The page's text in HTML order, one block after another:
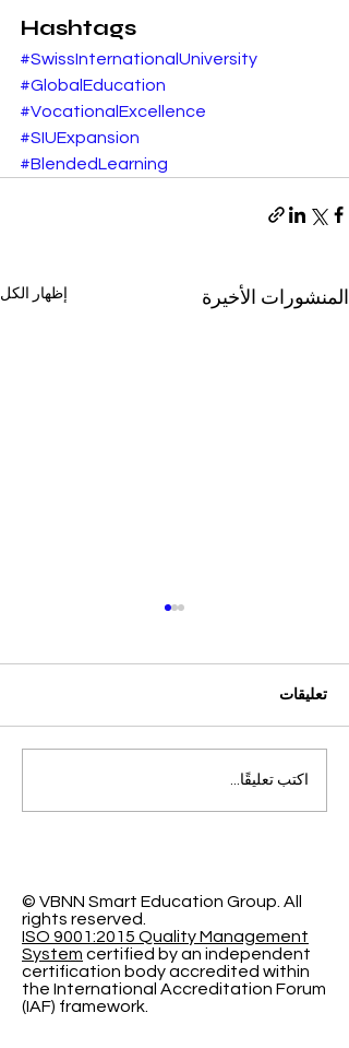
Hashtags
#SwissInternationalUniversity
#GlobalEducation
#VocationalExcellence
#SIUExpansion
#BlendedLearning
المنشورات الأخيرة إظهار الكل
التميز الأكاديمي العالمي: افتح
آفاقاً جديدة مع الجامعة
تعليقات
اكتب تعليقًا...
© VBNN Smart Education Group. All
rights reserved.
ISO 9001:2015 Quality Management
System certified by an independent
certification body accredited within
the International Accreditation Forum
(IAF) framework.